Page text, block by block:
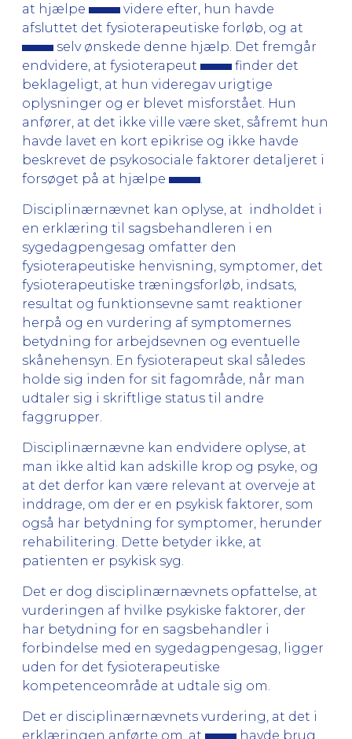
at hjælpe
videre efter, hun havde
afsluttet det fysioterapeutiske forløb, og at
selv ønskede denne hjælp. Det fremgår
endvidere, at fysioterapeut
finder det
beklageligt, at hun videregav urigtige
oplysninger og er blevet misforstået. Hun
anfører, at det ikke ville være sket, såfremt hun
havde lavet en kort epikrise og ikke havde
beskrevet de psykosociale faktorer detaljeret i
forsøget på at hjælpe
Disciplinærnævnet kan oplyse, at indholdet i
en erklæring til sagsbehandleren i en
sygedagpengesag omfatter den
fysioterapeutiske henvisning, symptomer, det
fysioterapeutiske træningsforløb, indsats,
resultat og funktionsevne samt reaktioner
herpå og en vurdering af symptomernes
betydning for arbejdsevnen og eventuelle
skånehensyn. En fysioterapeut skal således
holde sig inden for sit fagområde, når man
udtaler sig i skriftlige status til andre
faggrupper.
Disciplinærnævne kan endvidere oplyse, at
man ikke altid kan adskille krop og psyke, og
at det derfor kan være relevant at overveje at
inddrage, om der er en psykisk faktorer, som
også har betydning for symptomer, herunder
rehabilitering. Dette betyder ikke, at
patienten er psykisk syg.
Det er dog disciplinærnævnets opfattelse, at
vurderingen af hvilke psykiske faktorer, der
har betydning for en sagsbehandler i
forbindelse med en sygedagpengesag, ligger
uden for det fysioterapeutiske
kompetenceområde at udtale sig om.
Det er disciplinærnævnets vurdering, at det i
erklæringen anførte om, at
havde brug